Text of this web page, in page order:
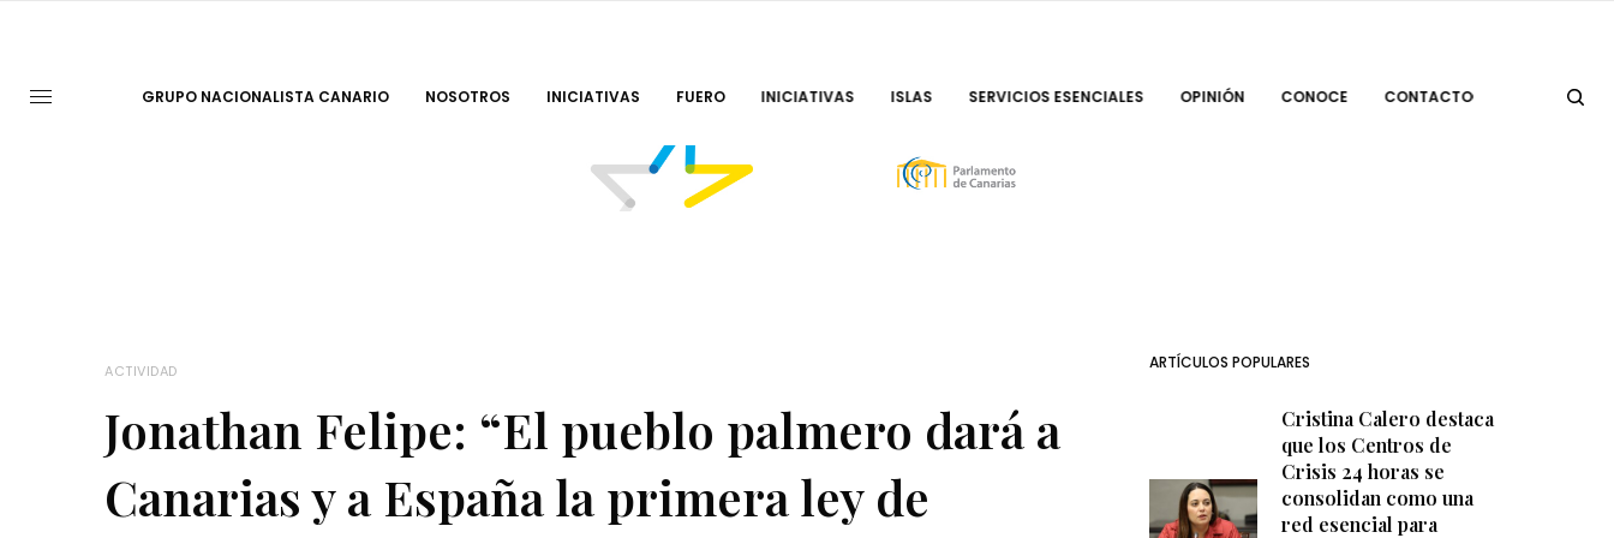
GRUPO NACIONALISTA CANARIO NOSOTROS INICIATIVAS FUERO INICIATIVAS ISLAS SERVICIOS ESENCIALES OPINIÓN CONOCE CONTACTO
ACTIVIDAD
Jonathan Felipe: “El pueblo palmero dará a
Canarias y a España la primera ley de
ARTÍCULOS POPULARES
Cristina Calero destaca
que los Centros de
Crisis 24 horas se
consolidan como una
red esencial para